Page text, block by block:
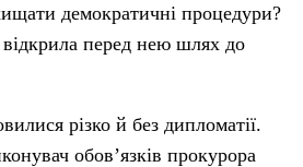
демократичні процедури?
перед нею шлях до
різко й без дипломатії.
обов’язків прокурора